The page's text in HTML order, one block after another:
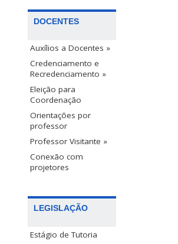
DOCENTES
Auxílios a Docentes »
Credenciamento e
Recredenciamento »
Eleição para
Coordenação
Orientações por
professor
Professor Visitante »
Conexão com
projetores
LEGISLAÇÃO
Estágio de Tutoria